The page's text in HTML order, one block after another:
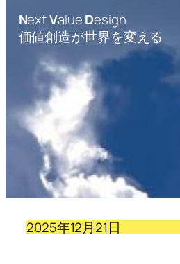
NextValueDesign
価値創造が世界を変える
2025年12月21日